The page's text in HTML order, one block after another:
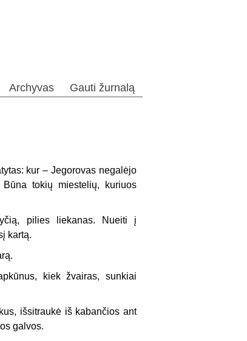
Archyvas Gauti žurnalą
kur – Jegorovas negalėjo
tokių miestelių, kuriuos
pilies liekanas. Nueiti į
kartą.
kiek žvairas, sunkiai
išsitraukė iš kabančios ant
galvos.